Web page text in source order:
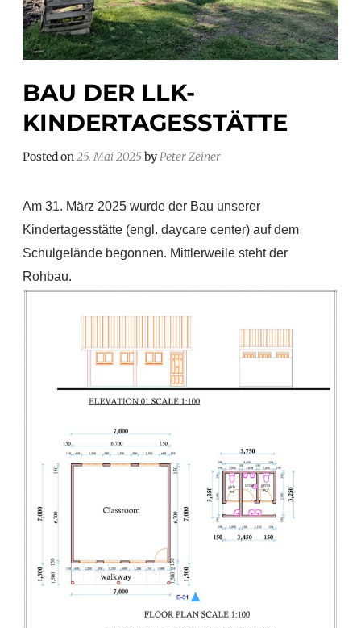
BAU DER LLK-
KINDERTAGESSTÄTTE
Posted on25. Mai 2025byPeter Zeiner
Am 31. März 2025 wurde der Bau unserer
Kindertagesstätte (engl. daycare center) auf dem
Schulgelände begonnen. Mittlerweile steht der
Rohbau.